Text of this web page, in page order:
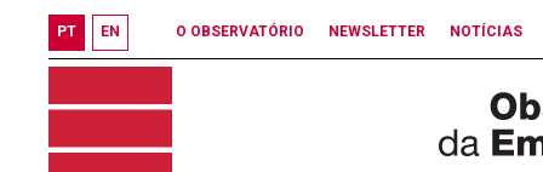
PT EN O OBSERVATÓRIO NEWSLETTER NOTÍCIAS